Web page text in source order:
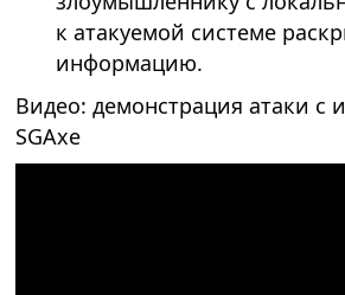
к атакуемой системе
информацию.
Видео: демонстрация атаки с
SGAxe